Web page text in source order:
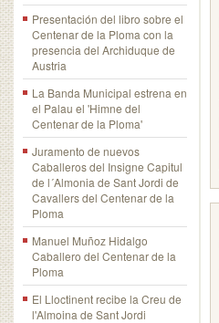
Presentación del libro sobre el
Centenar de la Ploma con la
presencia del Archiduque de
Austria
La Banda Municipal estrena en
el Palau el 'Himne del
Centenar de la Ploma'
Juramento de nuevos
Caballeros del Insigne Capitul
de l´Almonia de Sant Jordi de
Cavallers del Centenar de la
Ploma
Manuel Muñoz Hidalgo
Caballero del Centenar de la
Ploma
El Lloctinent recibe la Creu de
l'Almoina de Sant Jordi